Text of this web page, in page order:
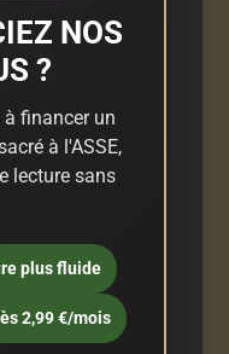
NOS
?
financer un
à l'ASSE,
lecture sans
plus fluide
2,99 €/mois